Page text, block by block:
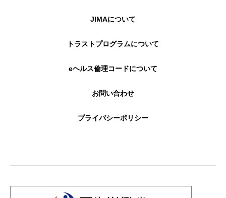
JIMAについて
トラストプログラムについて
eヘルス倫理コードについて
お問い合わせ
プライバシーポリシー